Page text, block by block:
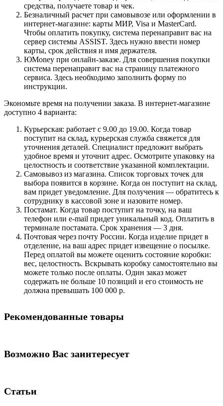
средства, получаете товар и чек.
Безналичный расчет при самовывозе или оформлении в
интернет-магазине: карты МИР, Visa и MasterCard.
Чтобы оплатить покупку, система перенаправит вас на
сервер системы ASSIST. Здесь нужно ввести номер
карты, срок действия и имя держателя.
ЮMoney при онлайн-заказе. Для совершения покупки
система перенаправит вас на страницу платежного
сервиса. Здесь необходимо заполнить форму по
инструкции.
Экономьте время на получении заказа. В интернет-магазине
доступно 4 варианта:
Курьерская: работает с 9.00 до 19.00. Когда товар
поступит на склад, курьерская служба свяжется для
уточнения деталей. Специалист предложит выбрать
удобное время и уточнит адрес. Осмотрите упаковку на
целостность и соответствие указанной комплектации.
Самовывоз из магазина. Список торговых точек для
выбора появится в корзине. Когда он поступит на склад,
вам придет уведомление. Для получения — обратитесь к
сотруднику в кассовой зоне и назовите номер.
Постамат. Когда товар поступит на точку, на ваш
телефон или e-mail придет уникальный код. Оплатить в
терминале постамата. Срок хранения — 3 дня.
Почтовая через почту России. Когда изделие придет в
отделение, на ваш адрес придет извещение о посылке.
Перед оплатой вы можете оценить состояние коробки:
вес, целостность. Вскрывать коробку самостоятельно вы
можете только после оплаты. Один заказ может
содержать не больше 10 позиций и его стоимость не
должна превышать 100 000 р.
Рекомендованные товары
Возможно Вас заинтересует
Статьи